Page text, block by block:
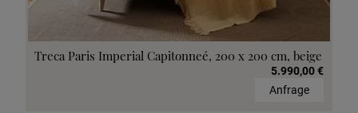
Treca Paris Imperial Capitonneé, 200 x 200 cm, beige
5.990,00 €
Anfrage